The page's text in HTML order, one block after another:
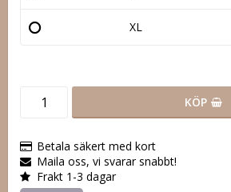
XL
KÖP
Betala säkert med kort
Maila oss, vi svarar snabbt!
Frakt 1-3 dagar